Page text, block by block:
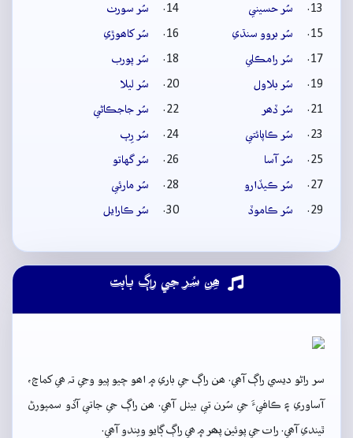
سُر حسيني
سُر سورٺ
سُر بروو سنڌي
سُر کاھوڙي
سُر رامڪلي
سُر پورب
سُر بلاول
سُر ليلا
سُر ڏھر
سُر جاجڪاڻي
سُر ڪاپائتي
سُر رِپ
سُر آسا
سُر گهاتو
سُر ڪيڏارو
سُر مارئي
سُر ڪاموڏ
سُر ڪارايل
ھِن سُر جي راڳ بابت
سر راڻو ديسي راڳ آھي. ھن راڳ جي باري ۾ اھو چيو پيو وڃي تہ ھي کماچ،
آساوري ۽ ڪافيءَ جي سُرن تي بيٺل آھي. ھن راڳ جي جاتي آڏو سمپورڻ
ٿيندي آھي. رات جي پوئين پھر ۾ ھي راڳ ڳايو ويندو آھي.